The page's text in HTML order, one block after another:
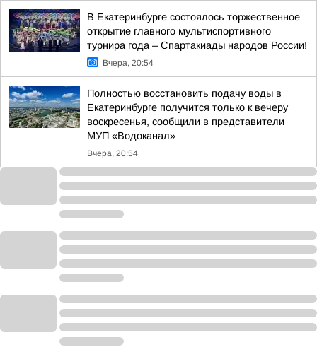
В Екатеринбурге состоялось торжественное
открытие главного мультиспортивного
турнира года – Спартакиады народов России!
Вчера, 20:54
Полностью восстановить подачу воды в
Екатеринбурге получится только к вечеру
воскресенья, сообщили в представители
МУП «Водоканал»
Вчера, 20:54